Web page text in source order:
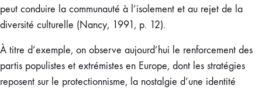
peut conduire la communauté à l’isolement et au rejet de la
diversité culturelle (Nancy, 1991, p. 12).
À titre d’exemple, on observe aujourd’hui le renforcement des
partis populistes et extrémistes en Europe, dont les stratégies
reposent sur le protectionnisme, la nostalgie d’une identité